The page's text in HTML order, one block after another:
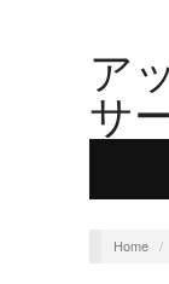
ア
サ
Home /